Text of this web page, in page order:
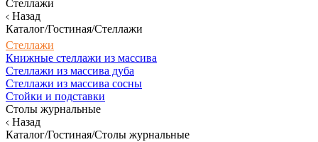
Стеллажи
Назад
Каталог/Гостиная/Стеллажи
Стеллажи
Книжные стеллажи из массива
Стеллажи из массива дуба
Стеллажи из массива сосны
Стойки и подставки
Столы журнальные
Назад
Каталог/Гостиная/Столы журнальные